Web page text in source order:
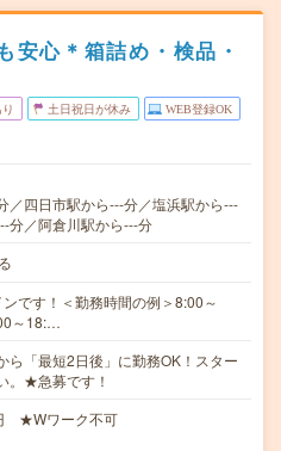
安心＊箱詰め・検品・
土日祝日が休み WEB登録OK
／四日市駅から---分／塩浜駅から---
分／阿倉川駅から---分
です！＜勤務時間の例＞8:00～
～18:…
「最短2日後」に勤務OK！スター
。★急募です！
★Wワーク不可